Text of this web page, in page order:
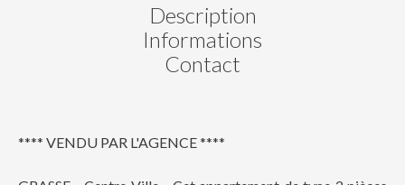
Description
Informations
Contact
**** VENDU PAR L'AGENCE ****